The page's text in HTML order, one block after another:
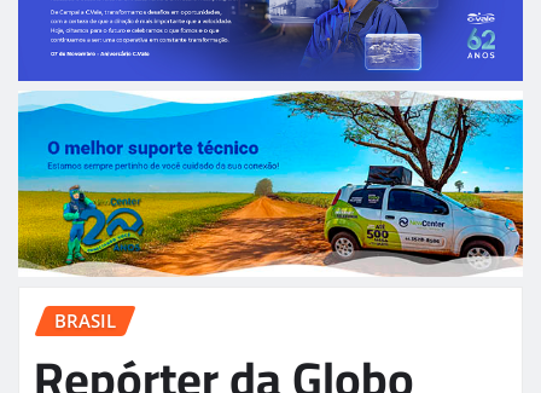
BRASIL